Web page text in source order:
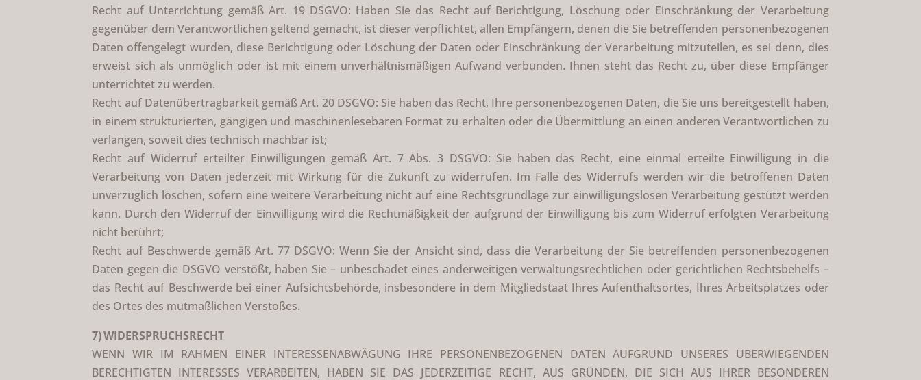
Recht auf Unterrichtung gemäß Art. 19 DSGVO: Haben Sie das Recht auf Berichtigung, Löschung oder Einschränkung der Verarbeitung
gegenüber dem Verantwortlichen geltend gemacht, ist dieser verpflichtet, allen Empfängern, denen die Sie betreffenden personenbezogenen
Daten offengelegt wurden, diese Berichtigung oder Löschung der Daten oder Einschränkung der Verarbeitung mitzuteilen, es sei denn, dies
erweist sich als unmöglich oder ist mit einem unverhältnismäßigen Aufwand verbunden. Ihnen steht das Recht zu, über diese Empfänger
unterrichtet zu werden.
Recht auf Datenübertragbarkeit gemäß Art. 20 DSGVO: Sie haben das Recht, Ihre personenbezogenen Daten, die Sie uns bereitgestellt haben,
in einem strukturierten, gängigen und maschinenlesebaren Format zu erhalten oder die Übermittlung an einen anderen Verantwortlichen zu
verlangen, soweit dies technisch machbar ist;
Recht auf Widerruf erteilter Einwilligungen gemäß Art. 7 Abs. 3 DSGVO: Sie haben das Recht, eine einmal erteilte Einwilligung in die
Verarbeitung von Daten jederzeit mit Wirkung für die Zukunft zu widerrufen. Im Falle des Widerrufs werden wir die betroffenen Daten
unverzüglich löschen, sofern eine weitere Verarbeitung nicht auf eine Rechtsgrundlage zur einwilligungslosen Verarbeitung gestützt werden
kann. Durch den Widerruf der Einwilligung wird die Rechtmäßigkeit der aufgrund der Einwilligung bis zum Widerruf erfolgten Verarbeitung
nicht berührt;
Recht auf Beschwerde gemäß Art. 77 DSGVO: Wenn Sie der Ansicht sind, dass die Verarbeitung der Sie betreffenden personenbezogenen
Daten gegen die DSGVO verstößt, haben Sie – unbeschadet eines anderweitigen verwaltungsrechtlichen oder gerichtlichen Rechtsbehelfs –
das Recht auf Beschwerde bei einer Aufsichtsbehörde, insbesondere in dem Mitgliedstaat Ihres Aufenthaltsortes, Ihres Arbeitsplatzes oder
des Ortes des mutmaßlichen Verstoßes.
7) WIDERSPRUCHSRECHT
WENN WIR IM RAHMEN EINER INTERESSENABWÄGUNG IHRE PERSONENBEZOGENEN DATEN AUFGRUND UNSERES ÜBERWIEGENDEN
BERECHTIGTEN INTERESSES VERARBEITEN, HABEN SIE DAS JEDERZEITIGE RECHT, AUS GRÜNDEN, DIE SICH AUS IHRER BESONDEREN